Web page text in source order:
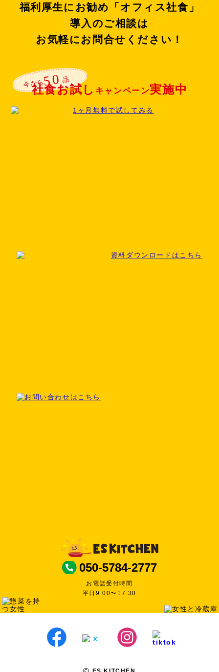
福利厚生にお勧め「オフィス社食」
導入のご相談は
お気軽にお問合せください！
社食お試し キャンペーン実施中
050-5784-2777
お電話受付時間
平日9:00〜17:30